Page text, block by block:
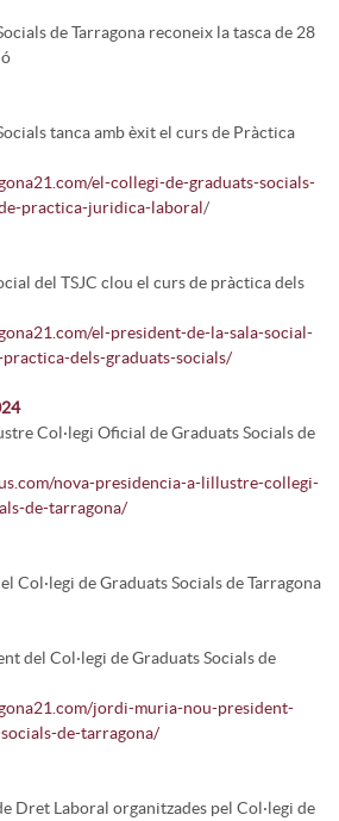
de Tarragona reconeix la tasca de 28
tanca amb èxit el curs de Pràctica
el-collegi-de-graduats-socials-
practica-juridica-laboral/
del TSJC clou el curs de pràctica dels
el-president-de-la-sala-social-
dels-graduats-socials/
Col·legi Oficial de Graduats Socials de
nova-presidencia-a-lillustre-collegi-
de-tarragona/
Col·legi de Graduats Socials de Tarragona
del Col·legi de Graduats Socials de
jordi-muria-nou-president-
de-tarragona/
Dret Laboral organitzades pel Col·legi de